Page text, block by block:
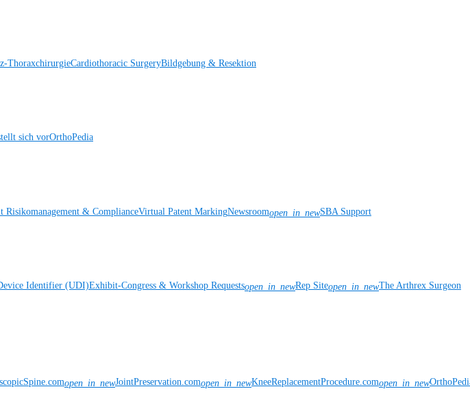
ThoraxchirurgieCardiothoracic SurgeryBildgebung & Resektion
sich vorOrthoPedia
Risikomanagement & ComplianceVirtual Patent MarkingNewsroomopen_in_newSBA Support
Identifier (UDI)Exhibit-Congress & Workshop Requestsopen_in_newRep Siteopen_in_newThe Arthrex Surgeon
open_in_newJointPreservation.comopen_in_newKneeReplacementProcedure.comopen_in_new